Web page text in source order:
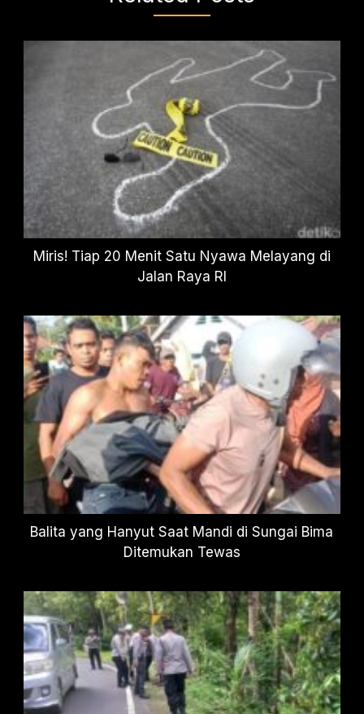
Miris! Tiap 20 Menit Satu Nyawa Melayang di
Jalan Raya RI
Balita yang Hanyut Saat Mandi di Sungai Bima
Ditemukan Tewas